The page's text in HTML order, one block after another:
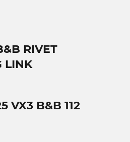
RIVET
LINK
VX3 B&B 112